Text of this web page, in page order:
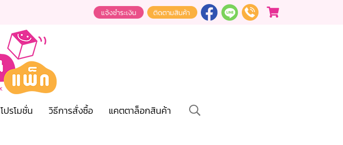
โปรโมชั่น วิธีการสั่งซื้อ แคตตาล็อกสินค้า